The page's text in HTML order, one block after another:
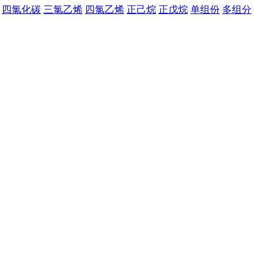
四氯化碳 三氯乙烯 四氯乙烯 正己烷 正戊烷 单组份 多组分